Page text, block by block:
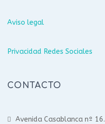
Aviso legal
Privacidad Redes Sociales
CONTACTO
Avenida Casablanca nº 16.